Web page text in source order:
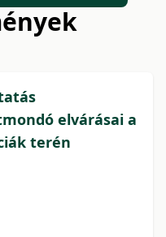
elvárásai a
terén